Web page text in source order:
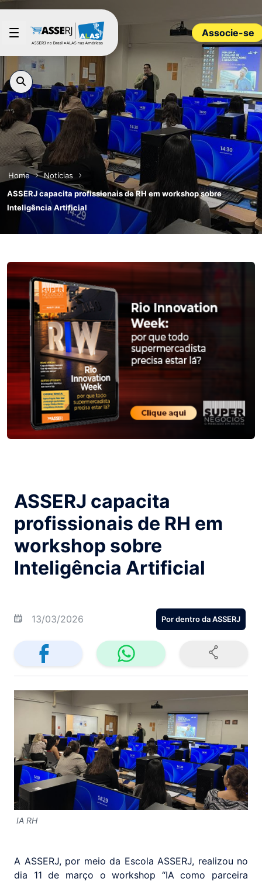
Pular para o Conteúdo principal
Associe-se
Home
Notícias
ASSERJ capacita profissionais de RH em workshop sobre
Inteligência Artificial
ASSERJ capacita
profissionais de RH em
workshop sobre
Inteligência Artificial
13/03/2026 Por dentro da ASSERJ
IA RH
A ASSERJ, por meio da Escola ASSERJ, realizou no
dia 11 de março o workshop “IA como parceira